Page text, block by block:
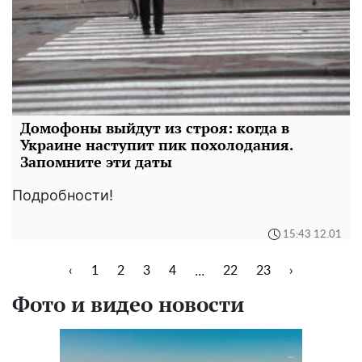
Домофоны выйдут из строя: когда в
Украине наступит пик похолодания.
Запомните эти даты
Подробности!
15:43 12.01
‹ 1 2 3 4 ... 22 23 ›
Фото и видео новости